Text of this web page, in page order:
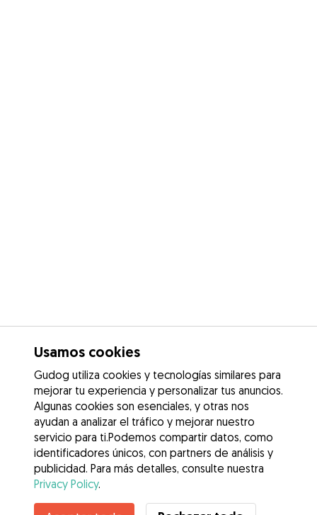
Contacta con Alberto
Usamos cookies
Gudog utiliza cookies y tecnologías similares para
mejorar tu experiencia y personalizar tus anuncios.
Algunas cookies son esenciales, y otras nos
ayudan a analizar el tráfico y mejorar nuestro
servicio para ti.Podemos compartir datos, como
identificadores únicos, con partners de análisis y
publicidad. Para más detalles, consulte nuestra
Privacy Policy.